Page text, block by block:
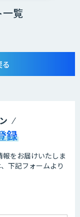
一覧
録
をお届けいたしま
下記フォームより